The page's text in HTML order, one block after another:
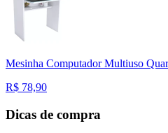
Mesinha Computador Multiuso
R$ 78,90
Dicas de compra